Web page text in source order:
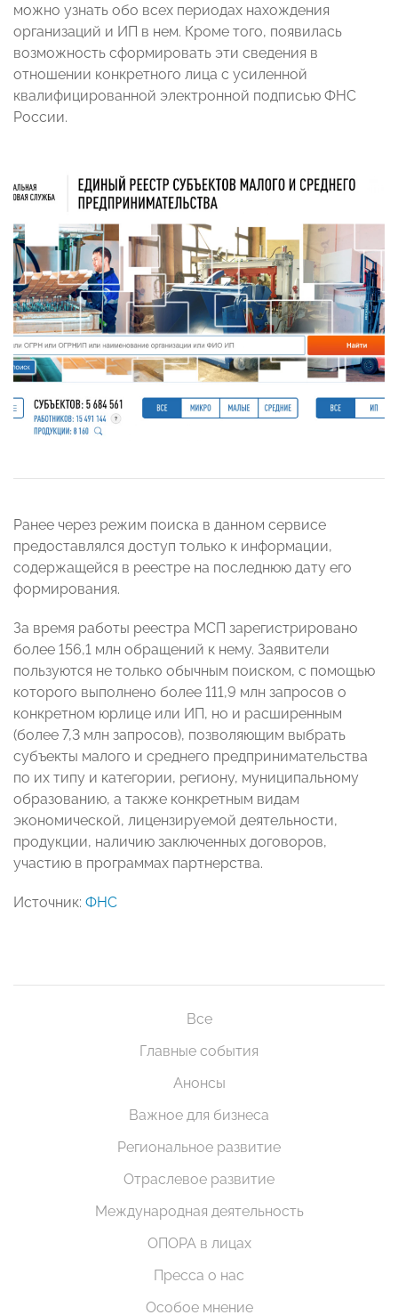
можно узнать обо всех периодах нахождения
организаций и ИП в нем. Кроме того, появилась
возможность сформировать эти сведения в
отношении конкретного лица с усиленной
квалифицированной электронной подписью ФНС
России.
Ранее через режим поиска в данном сервисе
предоставлялся доступ только к информации,
содержащейся в реестре на последнюю дату его
формирования.
За время работы реестра МСП зарегистрировано
более 156,1 млн обращений к нему. Заявители
пользуются не только обычным поиском, с помощью
которого выполнено более 111,9 млн запросов о
конкретном юрлице или ИП, но и расширенным
(более 7,3 млн запросов), позволяющим выбрать
субъекты малого и среднего предпринимательства
по их типу и категории, региону, муниципальному
образованию, а также конкретным видам
экономической, лицензируемой деятельности,
продукции, наличию заключенных договоров,
участию в программах партнерства.
Источник: ФНС
Все
Главные события
Анонсы
Важное для бизнеса
Региональное развитие
Отраслевое развитие
Международная деятельность
ОПОРА в лицах
Пресса о нас
Особое мнение